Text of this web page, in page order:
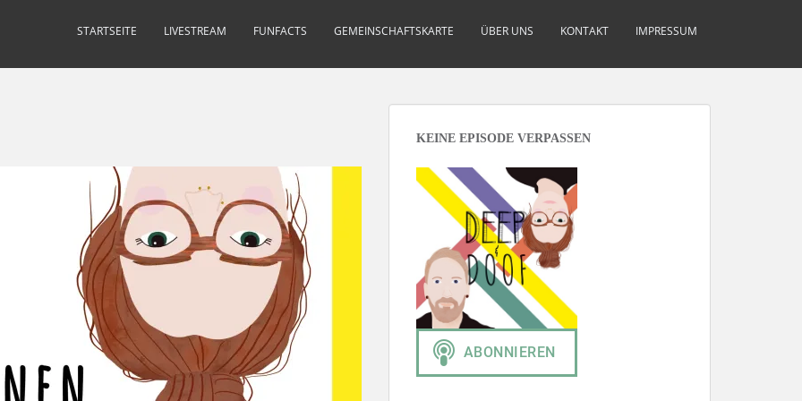
STARTSEITE LIVESTREAM FUNFACTS GEMEINSCHAFTSKARTE ÜBER UNS KONTAKT IMPRESSUM
KEINE EPISODE VERPASSEN